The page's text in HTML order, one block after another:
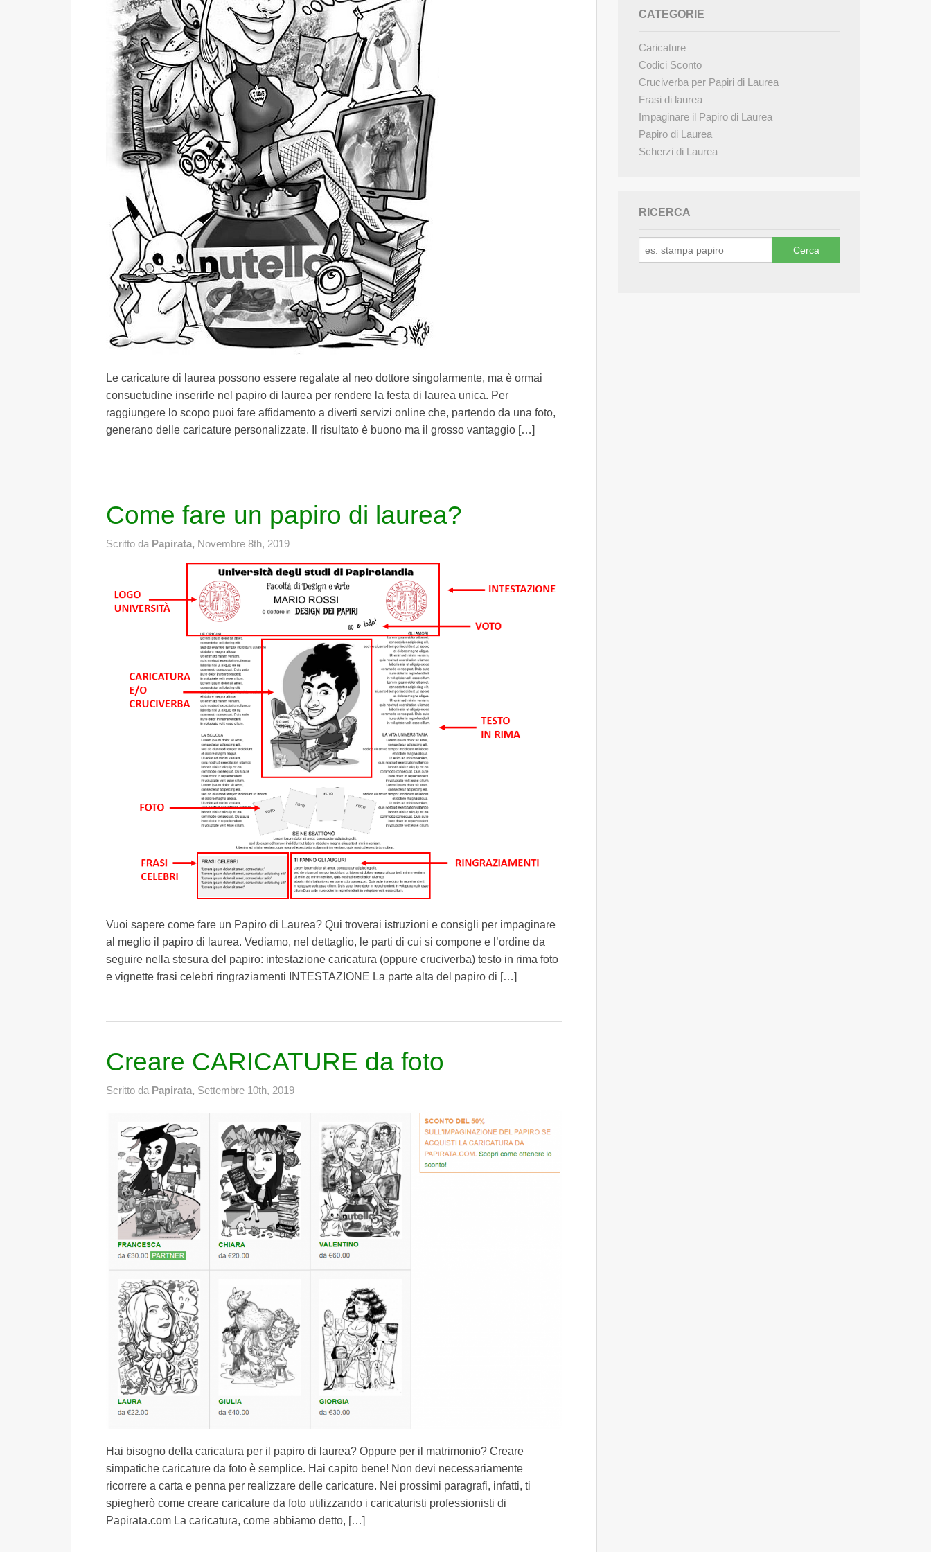
Le caricature di laurea possono essere regalate al neo dottore singolarmente, ma è ormai
consuetudine inserirle nel papiro di laurea per rendere la festa di laurea unica. Per
raggiungere lo scopo puoi fare affidamento a diverti servizi online che, partendo da una foto,
generano delle caricature personalizzate. Il risultato è buono ma il grosso vantaggio […]
Come fare un papiro di laurea?
Scritto da Papirata, Novembre 8th, 2019
Vuoi sapere come fare un Papiro di Laurea? Qui troverai istruzioni e consigli per impaginare
al meglio il papiro di laurea. Vediamo, nel dettaglio, le parti di cui si compone e l’ordine da
seguire nella stesura del papiro: intestazione caricatura (oppure cruciverba) testo in rima foto
e vignette frasi celebri ringraziamenti INTESTAZIONE La parte alta del papiro di […]
Creare CARICATURE da foto
Scritto da Papirata, Settembre 10th, 2019
Hai bisogno della caricatura per il papiro di laurea? Oppure per il matrimonio? Creare
simpatiche caricature da foto è semplice. Hai capito bene! Non devi necessariamente
ricorrere a carta e penna per realizzare delle caricature. Nei prossimi paragrafi, infatti, ti
spiegherò come creare caricature da foto utilizzando i caricaturisti professionisti di
Papirata.com La caricatura, come abbiamo detto, […]
CATEGORIE
Caricature
Codici Sconto
Cruciverba per Papiri di Laurea
Frasi di laurea
Impaginare il Papiro di Laurea
Papiro di Laurea
Scherzi di Laurea
RICERCA